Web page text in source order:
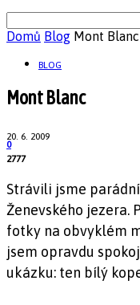
Domů Blog Mont Blanc
BLOG
Mont Blanc
20. 6. 2009
0
2777
Strávili jsme
Ženevského jezera.
fotky na obvyklém
jsem opravdu
ukázku: ten bílý